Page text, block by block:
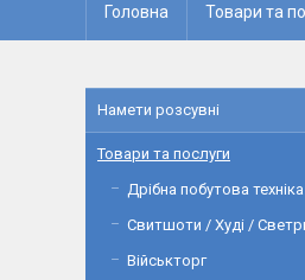
Головна Товари та
Намети розсувні
Товари та послуги
Дрібна побутова техніка
Свитшоти / Худі /
Військторг